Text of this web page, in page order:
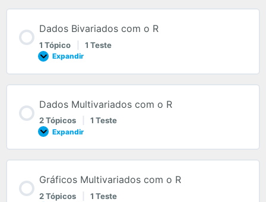
Dados Bivariados com o R
1 Tópico 1 Teste
Expandir
Dados Multivariados com o R
2 Tópicos 1 Teste
Expandir
Gráficos Multivariados com o R
2 Tópicos 1 Teste